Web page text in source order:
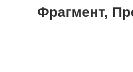
Фрагмент,